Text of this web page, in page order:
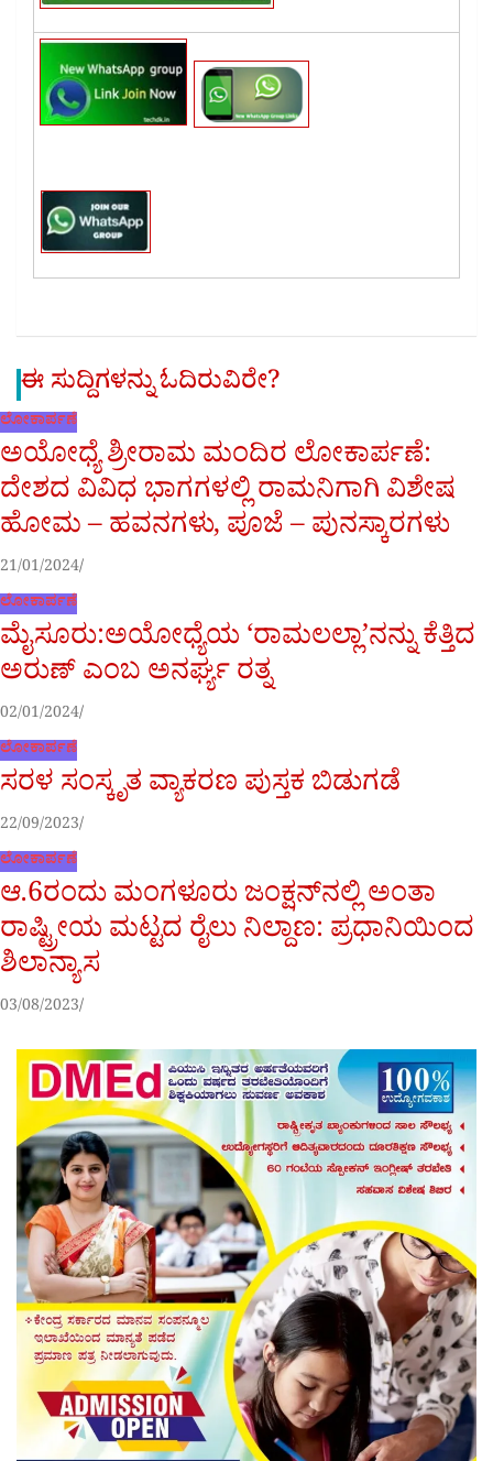
ಈ ಸುದ್ದಿಗಳನ್ನು ಓದಿರುವಿರೇ?
ಲೋಕಾರ್ಪಣೆ
ಅಯೋಧ್ಯೆ ಶ್ರೀರಾಮ ಮಂದಿರ ಲೋಕಾರ್ಪಣೆ:
ದೇಶದ ವಿವಿಧ ಭಾಗಗಳಲ್ಲಿ ರಾಮನಿಗಾಗಿ ವಿಶೇಷ
ಹೋಮ – ಹವನಗಳು, ಪೂಜೆ – ಪುನಸ್ಕಾರಗಳು
21/01/2024
ಲೋಕಾರ್ಪಣೆ
ಮೈಸೂರು:ಅಯೋಧ್ಯೆಯ ‘ರಾಮಲಲ್ಲಾ’ನನ್ನು ಕೆತ್ತಿದ
ಅರುಣ್ ಎಂಬ ಅನರ್ಘ್ಯ ರತ್ನ
02/01/2024
ಲೋಕಾರ್ಪಣೆ
ಸರಳ ಸಂಸ್ಕೃತ ವ್ಯಾಕರಣ ಪುಸ್ತಕ ಬಿಡುಗಡೆ
22/09/2023
ಲೋಕಾರ್ಪಣೆ
ಆ.6ರಂದು ಮಂಗಳೂರು ಜಂಕ್ಷನ್‌ನಲ್ಲಿ ಅಂತಾ
ರಾಷ್ಟ್ರೀಯ ಮಟ್ಟದ ರೈಲು ನಿಲ್ದಾಣ: ಪ್ರಧಾನಿಯಿಂದ
ಶಿಲಾನ್ಯಾಸ
03/08/2023